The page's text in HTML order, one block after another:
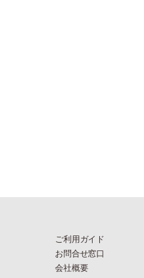
ご利用ガイド
お問合せ窓口
会社概要